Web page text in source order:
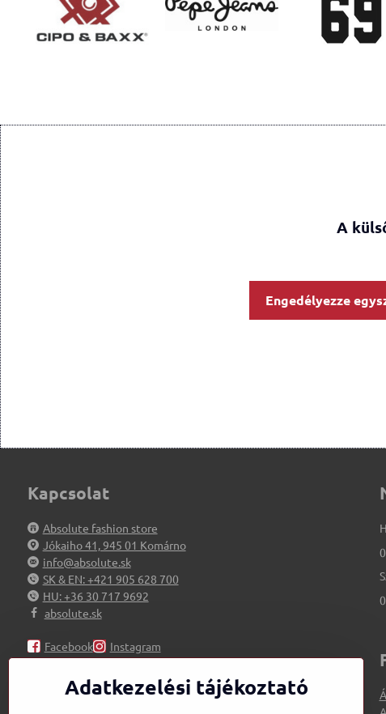
A
Engedélyezze
Kapcsolat
Absolute fashion store
Jókaiho 41, 945 01 Komárno
info@absolute.sk
SK & EN: +421 905 628 700
HU: +36 30 717 9692
absolute.sk
Facebook Instagram
Adatkezelési tájékoztató